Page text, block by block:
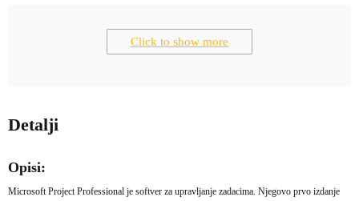
Click to show more
Detalji
Opisi:
Microsoft Project Professional je softver za upravljanje zadacima. Njegovo prvo izdanje